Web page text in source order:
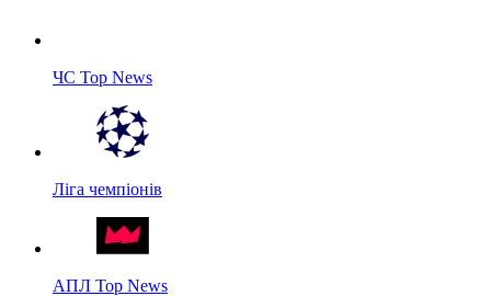
ЧС Top News
Ліга чемпіонів
АПЛ Top News